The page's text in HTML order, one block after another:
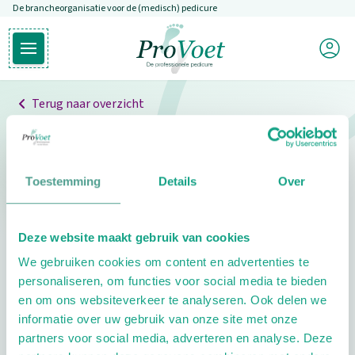
Toestemming Details Over
Deze website maakt gebruik van cookies
We gebruiken cookies om content en advertenties te
personaliseren, om functies voor social media te bieden
en om ons websiteverkeer te analyseren. Ook delen we
informatie over uw gebruik van onze site met onze
partners voor social media, adverteren en analyse. Deze
Overslaan en naar de inhoud gaan
De brancheorganisatie voor de (medisch) pedicure
Open hoofdmenu
Ga naar de homepagina
Mijn
Terug naar overzicht
Professionals
Pedicure niet gevonden
pedicure.